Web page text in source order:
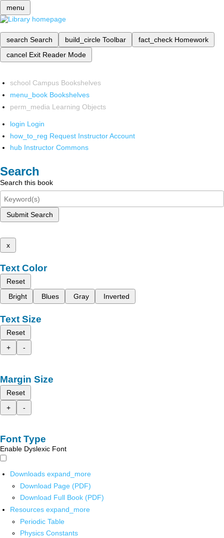
menu
search Search build_circle Toolbar fact_check Homework
cancel Exit Reader Mode
school Campus Bookshelves
menu_book Bookshelves
perm_media Learning Objects
login Login
how_to_reg Request Instructor Account
hub Instructor Commons
Search
Search this book
Submit Search
x
Text Color
Reset
Bright
Blues Gray Inverted
Text Size
Reset
+
-
Margin Size
Reset
+
-
Font Type
Enable Dyslexic Font
Downloads expand_more
Download Page (PDF)
Download Full Book (PDF)
Resources expand_more
Periodic Table
Physics Constants